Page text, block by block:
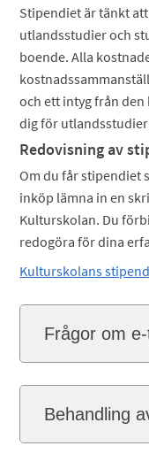
Stipendiet är tänkt
utlandsstudier och
boende. Alla
och ett intyg från
dig för
Redovisning av
Om du får stipendiet
inköp lämna in en
Kulturskolan. Du
redogöra för dina
Kulturskolans
Frågor om
Behandling